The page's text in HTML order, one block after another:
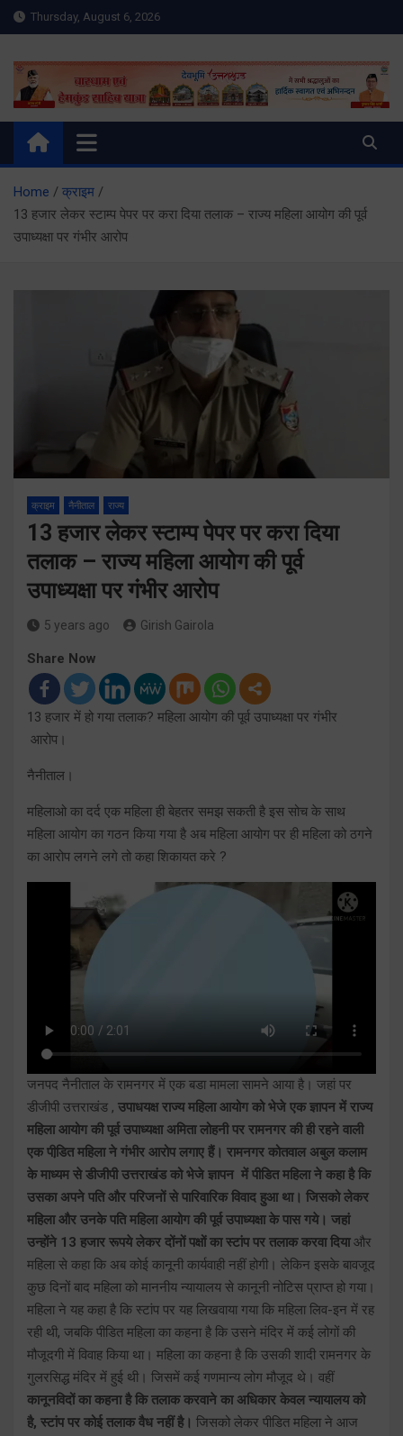
Skip
to
Thursday, August 6, 2026
Meru Raibar | Uttarakhand
News | Uttarkashi News
meruraibar.com
Home
क्राइम
13 हजार लेकर स्टाम्प पेपर पर करा दिया तलाक – राज्य महिला आयोग की पूर्व
उपाध्यक्षा पर गंभीर आरोप
क्राइम नैनीताल राज्य
13 हजार लेकर स्टाम्प पेपर पर करा दिया
तलाक – राज्य महिला आयोग की पूर्व
उपाध्यक्षा पर गंभीर आरोप
5 years ago Girish Gairola
Share Now
13 हजार में हो गया तलाक? महिला आयोग की पूर्व उपाध्यक्षा पर गंभीर
आरोप।
नैनीताल।
महिलाओ का दर्द एक महिला ही बेहतर समझ सकती है इस सोच के साथ
महिला आयोग का गठन किया गया है अब महिला आयोग पर ही महिला को ठगने
का आरोप लगने लगे तो कहा शिकायत करे ?
जनपद नैनीताल के रामनगर में एक बडा मामला सामने आया है। जहां पर
डीजीपी उत्तराखंड , उपाधयक्ष राज्य महिला आयोग को भेजे एक ज्ञापन में राज्य
महिला आयोग की पूर्व उपाध्यक्षा अमिता लोहनी पर रामनगर की ही रहने वाली
एक पीडि़त महिला ने गंभीर आरोप लगाए हैं। रामनगर कोतवाल अबुल कलाम
के माध्यम से डीजीपी उत्तराखंड को भेजे ज्ञापन में पीडित महिला ने कहा है कि
उसका अपने पति और परिजनों से पारिवारिक विवाद हुआ था। जिसको लेकर
महिला और उनके पति महिला आयोग की पूर्व उपाध्यक्षा के पास गये। जहां
उन्होंने 13 हजार रूपये लेकर दोंनों पक्षों का स्टांप पर तलाक करवा दियाऔर
महिला से कहा कि अब कोई कानूनी कार्यवाही नहीं होगी। लेकिन इसके बावजूद
कुछ दिनों बाद महिला को माननीय न्यायालय से कानूनी नोटिस प्राप्त हो गया।
महिला ने यह कहा है कि स्टांप पर यह लिखवाया गया कि महिला लिव-इन में रह
रही थी, जबकि पीडित महिला का कहना है कि उसने मंदिर में कई लोगों की
मौजूदगी में विवाह किया था। महिला का कहना है कि उसकी शादी रामनगर के
गुलरसिद्ध मंदिर में हुई थी। जिसमें कई गणमान्य लोग मौजूद थे। वहीं
कानूनविदों का कहना है कि तलाक करवाने का अधिकार केवल न्यायालय को
है, स्टांप पर कोई तलाक वैध नहीं है। जिसको लेकर पीडित महिला ने आज